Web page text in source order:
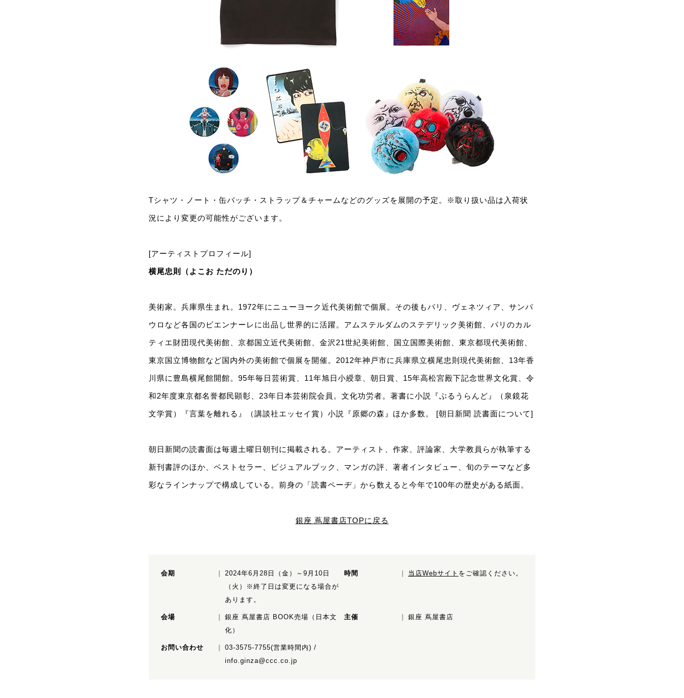
Tシャツ・ノート・缶バッチ・ストラップ＆チャームなどのグッズを展開の予定。※取り扱い品は入荷状
況により変更の可能性がございます。
[アーティストプロフィール]
横尾忠則（よこお ただのり）
美術家。兵庫県生まれ。1972年にニューヨーク近代美術館で個展。その後もパリ、ヴェネツィア、サンパ
ウロなど各国のビエンナーレに出品し世界的に活躍。アムステルダムのステデリック美術館、パリのカル
ティエ財団現代美術館、京都国立近代美術館、金沢21世紀美術館、国立国際美術館、東京都現代美術館、
東京国立博物館など国内外の美術館で個展を開催。2012年神戸市に兵庫県立横尾忠則現代美術館、13年香
川県に豊島横尾館開館。95年毎日芸術賞、11年旭日小綬章、朝日賞、15年高松宮殿下記念世界文化賞、令
和2年度東京都名誉都民顕彰、23年日本芸術院会員。文化功労者。著書に小説『ぶるうらんど』（泉鏡花
文学賞）『言葉を離れる』（講談社エッセイ賞）小説『原郷の森』ほか多数。 [朝日新聞 読書面について]
朝日新聞の読書面は毎週土曜日朝刊に掲載される。アーティスト、作家、評論家、大学教員らが執筆する
新刊書評のほか、ベストセラー、ビジュアルブック、マンガの評、著者インタビュー、旬のテーマなど多
彩なラインナップで構成している。前身の「読書ペーヂ」から数えると今年で100年の歴史がある紙面。
銀座 蔦屋書店TOPに戻る
会期
2024年6月28日（金）～9月10日
（火）※終了⽇は変更になる場合が
あります。
時間 当店Webサイト をご確認ください。
会場
銀座 蔦屋書店 BOOK売場（日本文
化）
主催 銀座 蔦屋書店
お問い合わせ
03-3575-7755(営業時間内) /
info.ginza@ccc.co.jp